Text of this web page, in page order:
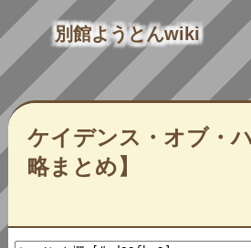
別館ようとんwiki
ケイデンス・オブ・
略まとめ】